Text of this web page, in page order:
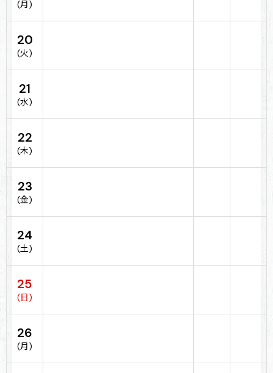
(月)
20
(火)
21
(水)
22
(木)
23
(金)
24
(土)
25
(日)
26
(月)